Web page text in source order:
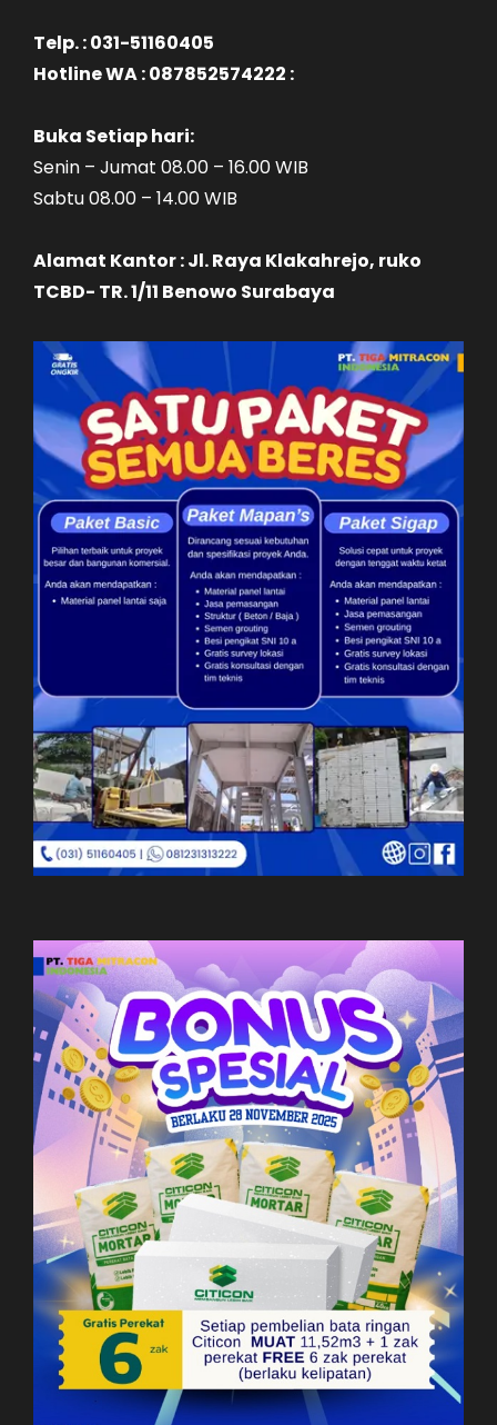
Telp. : 031-51160405
Hotline WA : 087852574222 :
Buka Setiap hari:
Senin – Jumat 08.00 – 16.00 WIB
Sabtu 08.00 – 14.00 WIB
Alamat Kantor : Jl. Raya Klakahrejo, ruko
TCBD- TR. 1/11 Benowo Surabaya